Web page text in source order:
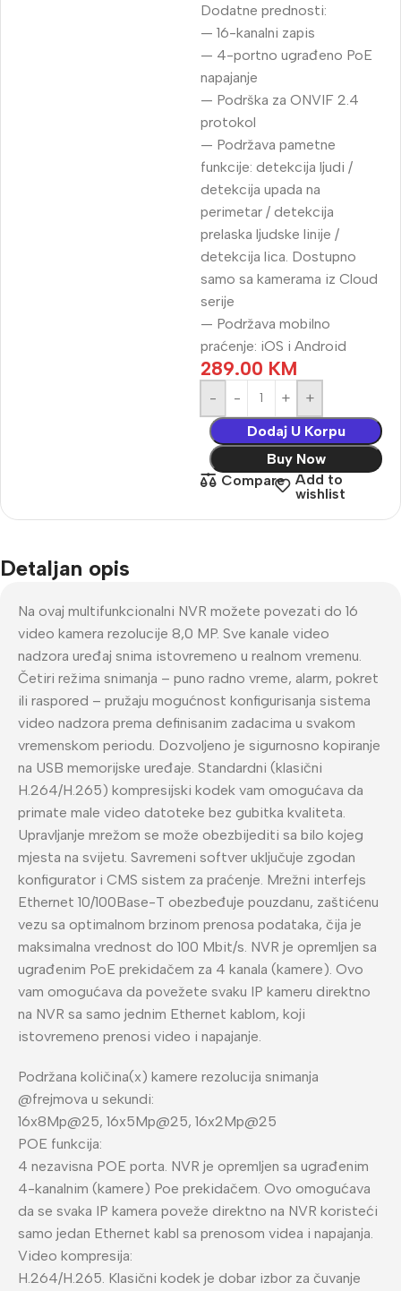
Dodatne prednosti:
— 16-kanalni zapis
— 4-portno ugrađeno PoE
napajanje
— Podrška za ONVIF 2.4
protokol
— Podržava pametne
funkcije: detekcija ljudi /
detekcija upada na
perimetar / detekcija
prelaska ljudske linije /
detekcija lica. Dostupno
samo sa kamerama iz Cloud
serije
— Podržava mobilno
praćenje: iOS i Android
289.00 KM
-
+
Dodaj U Korpu
Buy Now
Compare
Add to
wishlist
Detaljan opis
Na ovaj multifunkcionalni NVR možete povezati do 16
video kamera rezolucije 8,0 MP. Sve kanale video
nadzora uređaj snima istovremeno u realnom vremenu.
Četiri režima snimanja – puno radno vreme, alarm, pokret
ili raspored – pružaju mogućnost konfigurisanja sistema
video nadzora prema definisanim zadacima u svakom
vremenskom periodu. Dozvoljeno je sigurnosno kopiranje
na USB memorijske uređaje. Standardni (klasični
H.264/H.265) kompresijski kodek vam omogućava da
primate male video datoteke bez gubitka kvaliteta.
Upravljanje mrežom se može obezbijediti sa bilo kojeg
mjesta na svijetu. Savremeni softver uključuje zgodan
konfigurator i CMS sistem za praćenje. Mrežni interfejs
Ethernet 10/100Base-T obezbeđuje pouzdanu, zaštićenu
vezu sa optimalnom brzinom prenosa podataka, čija je
maksimalna vrednost do 100 Mbit/s. NVR je opremljen sa
ugrađenim PoE prekidačem za 4 kanala (kamere). Ovo
vam omogućava da povežete svaku IP kameru direktno
na NVR sa samo jednim Ethernet kablom, koji
istovremeno prenosi video i napajanje.
Podržana količina(x) kamere rezolucija snimanja
@frejmova u sekundi:
16x8Mp@25, 16x5Mp@25, 16x2Mp@25
POE funkcija:
4 nezavisna POE porta. NVR je opremljen sa ugrađenim
4-kanalnim (kamere) Poe prekidačem. Ovo omogućava
da se svaka IP kamera poveže direktno na NVR koristeći
samo jedan Ethernet kabl sa prenosom videa i napajanja.
Video kompresija:
H.264/H.265. Klasični kodek je dobar izbor za čuvanje